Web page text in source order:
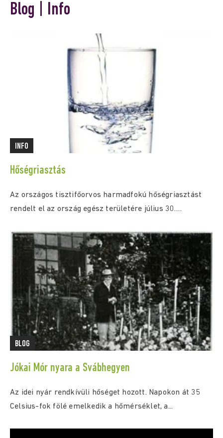
Blog | Info
INFO
Hőségriasztás
Az országos tisztifőorvos harmadfokú hőségriasztást
rendelt el az ország egész területére július 30.
BLOG
Jókai Mór nyara a Svábhegyen
Az idei nyár rendkívüli hőséget hozott. Napokon át 35
Celsius-fok fölé emelkedik a hőmérséklet, a...